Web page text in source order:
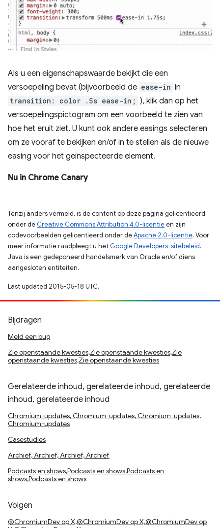
Als u een eigenschapswaarde bekijkt die een
versoepeling bevat (bijvoorbeeld de ease-in in
transition: color .5s ease-in;
), klik dan op het
versoepelingspictogram om een ​​voorbeeld te zien van
hoe het eruit ziet. U kunt ook andere easings selecteren
om ze vooraf te bekijken en/of in te stellen als de nieuwe
easing voor het geïnspecteerde element.
Nu in Chrome Canary
Tenzij anders vermeld, is de content op deze pagina gelicentieerd
onder de Creative Commons Attribution 4.0-licentieen zijn
codevoorbeelden gelicentieerd onder deApache 2.0-licentie. Voor
meer informatie raadpleegt u het Google Developers-sitebeleid.
Java is een gedeponeerd handelsmerk van Oracle en/of diens
aangesloten entiteiten.
Last updated 2015-05-18 UTC.
Bijdragen
Meld een bug
Zie openstaande kwesties,Zie openstaande kwesties,Zie
openstaande kwesties,Zie openstaande kwesties
Gerelateerde inhoud, gerelateerde inhoud, gerelateerde
inhoud, gerelateerde inhoud
Chromium-updates, Chromium-updates, Chromium-updates,
Chromium-updates
Casestudies
Archief, Archief, Archief, Archief
Podcasts en shows,Podcasts en shows,Podcasts en
shows,Podcasts en shows
Volgen
@ChromiumDev op X,@ChromiumDev op X,@ChromiumDev op